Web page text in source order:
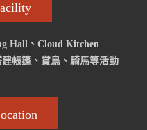
Hall、Cloud Kitchen
帳篷、賞鳥、騎馬等活動